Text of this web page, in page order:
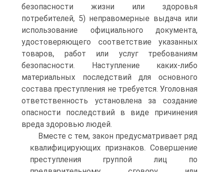
безопасности жизни или здоровья
потребителей, 5) неправомерные выдача или
использование официального документа,
удостоверяющего соответствие указанных
товаров, работ или услуг требованиям
безопасности. Наступление каких-либо
материальных последствий для основного
состава преступления не требуется. Уголовная
ответственность установлена за создание
опасности последствий в виде причинения
вреда здоровью людей.
Вместе с тем, закон предусматривает ряд
квалифицирующих признаков. Совершение
преступления группой лиц по